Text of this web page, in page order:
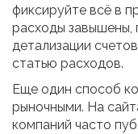
фиксируйте всё в
расходы завышены,
детализации
статью расходов.
Еще один способ
рыночными. На
компаний часто